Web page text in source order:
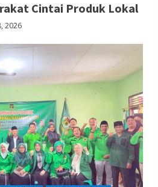
Cintai Produk Lokal
2026